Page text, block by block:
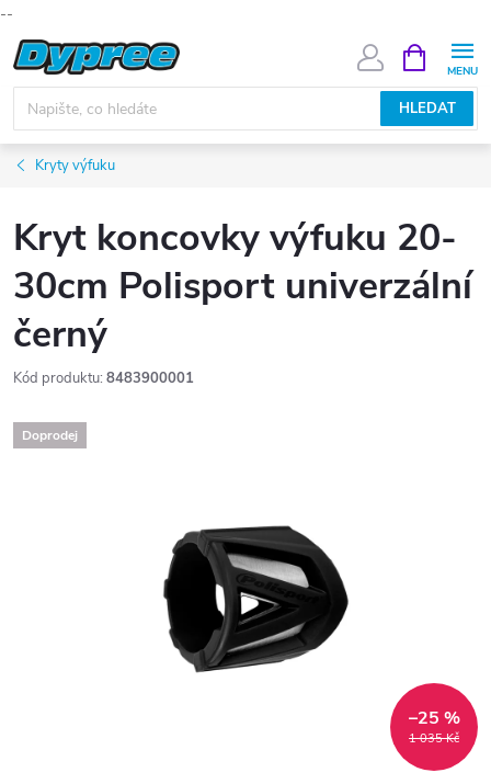
--
Přejít
na
obsah
HLEDAT
NÁKUPNÍ
KOŠÍK
Kryty výfuku
Kryt koncovky výfuku 20-
30cm Polisport univerzální
černý
Kód produktu: 8483900001
Doprodej
1 035 Kč
–25 %